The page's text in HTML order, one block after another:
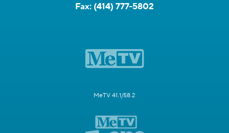
Fax: (414) 777-5802
MeTV 41.1/58.2